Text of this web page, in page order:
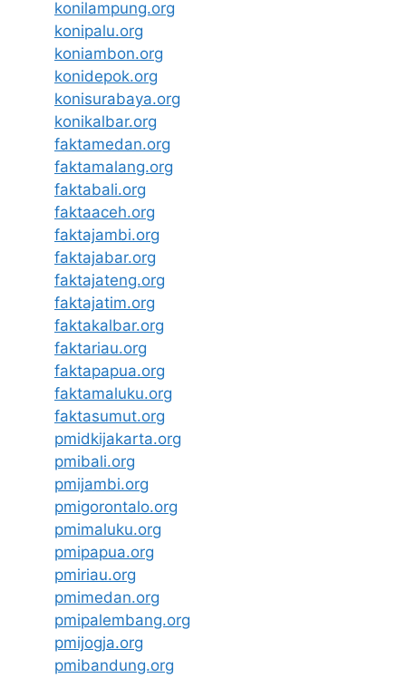
konilampung.org
konipalu.org
koniambon.org
konidepok.org
konisurabaya.org
konikalbar.org
faktamedan.org
faktamalang.org
faktabali.org
faktaaceh.org
faktajambi.org
faktajabar.org
faktajateng.org
faktajatim.org
faktakalbar.org
faktariau.org
faktapapua.org
faktamaluku.org
faktasumut.org
pmidkijakarta.org
pmibali.org
pmijambi.org
pmigorontalo.org
pmimaluku.org
pmipapua.org
pmiriau.org
pmimedan.org
pmipalembang.org
pmijogja.org
pmibandung.org